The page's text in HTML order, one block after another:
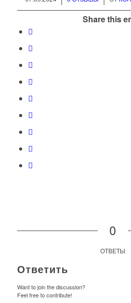
Share this
0
ОТВЕТЫ
Ответить
Want to join the discussion?
Feel free to contribute!